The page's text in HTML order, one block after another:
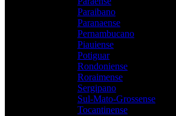
Paraibano
Paranaense
Pernambucano
Piauiense
Potiguar
Rondoniense
Roraimense
Sergipano
Sul-Mato-Grossense
Tocantinense